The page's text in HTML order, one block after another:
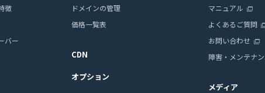
徴
バー
ドメインの管理
価格一覧表
CDN
オプション
マニュアル
よくあるご質問
お問い合わせ
障害・メンテナ
メディア